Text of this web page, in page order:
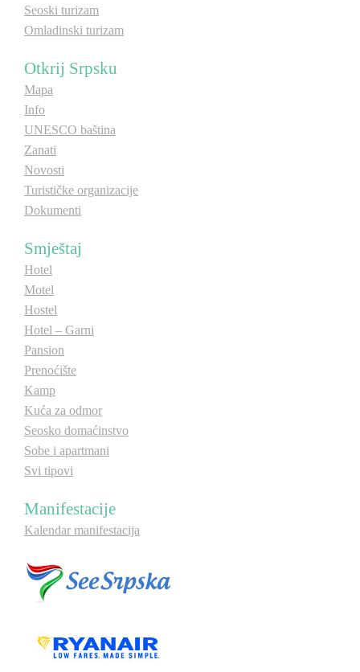
Otkrij Srpsku
Seoski turizam
Omladinski turizam
Otkrij Srpsku
Mapa
Info
UNESCO baština
Zanati
Novosti
Turističke organizacije
Dokumenti
Smještaj
Hotel
Motel
Hostel
Hotel – Garni
Pansion
Prenoćište
Kamp
Kuća za odmor
Seosko domaćinstvo
Sobe i apartmani
Svi tipovi
Manifestacije
Kalendar manifestacija